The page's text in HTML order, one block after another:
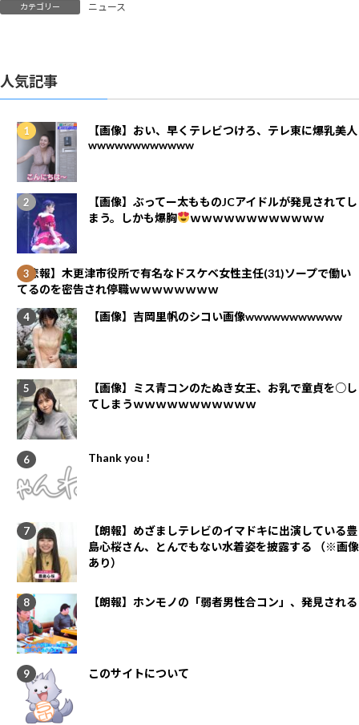
カテゴリー ニュース
人気記事
【画像】おい、早くテレビつけろ、テレ東に爆乳美人
wwwwwwwwwwww
【画像】ぶってー太もものJCアイドルが発見されてし
まう。しかも爆胸
ｗｗｗｗｗｗｗｗｗｗｗｗ
【悲報】木更津市役所で有名なドスケベ女性主任(31)ソープで働い
てるのを密告され停職ｗｗｗｗｗｗｗｗ
【画像】吉岡里帆のシコい画像wwwwwwwwwww
【画像】ミス青コンのたぬき女王、お乳で童貞を○し
てしまうｗｗｗｗｗｗｗｗｗｗｗ
Thank you !
【朗報】めざましテレビのイマドキに出演している豊
島心桜さん、とんでもない水着姿を披露する （※画像
あり）
【朗報】ホンモノの「弱者男性合コン」、発見される
このサイトについて